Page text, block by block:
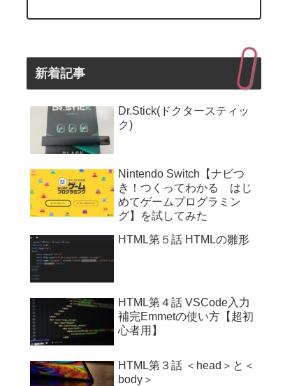
新着記事
Dr.Stick(ドクタースティッ
ク)
Nintendo Switch【ナビつ
き！つくってわかる はじ
めてゲームプログラミン
グ】を試してみた
HTML第５話 HTMLの雛形
HTML第４話 VSCode入力
補完Emmetの使い方【超初
心者用】
HTML第３話 ＜head＞と＜
body＞